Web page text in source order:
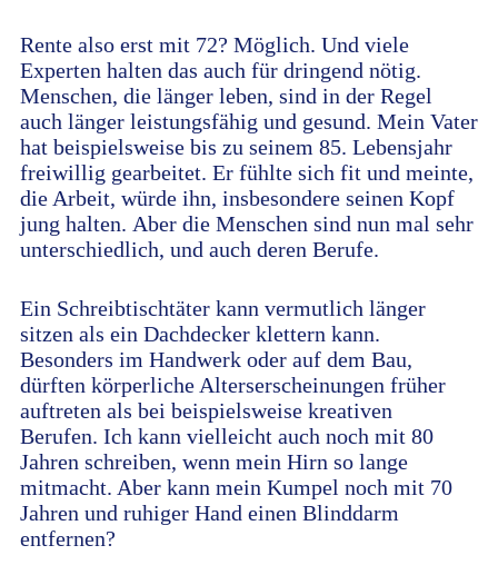
Rente also erst mit 72? Möglich. Und viele
Experten halten das auch für dringend nötig.
Menschen, die länger leben, sind in der Regel
auch länger leistungsfähig und gesund. Mein Vater
hat beispielsweise bis zu seinem 85. Lebensjahr
freiwillig gearbeitet. Er fühlte sich fit und meinte,
die Arbeit, würde ihn, insbesondere seinen Kopf
jung halten. Aber die Menschen sind nun mal sehr
unterschiedlich, und auch deren Berufe.
Ein Schreibtischtäter kann vermutlich länger
sitzen als ein Dachdecker klettern kann.
Besonders im Handwerk oder auf dem Bau,
dürften körperliche Alterserscheinungen früher
auftreten als bei beispielsweise kreativen
Berufen. Ich kann vielleicht auch noch mit 80
Jahren schreiben, wenn mein Hirn so lange
mitmacht. Aber kann mein Kumpel noch mit 70
Jahren und ruhiger Hand einen Blinddarm
entfernen?